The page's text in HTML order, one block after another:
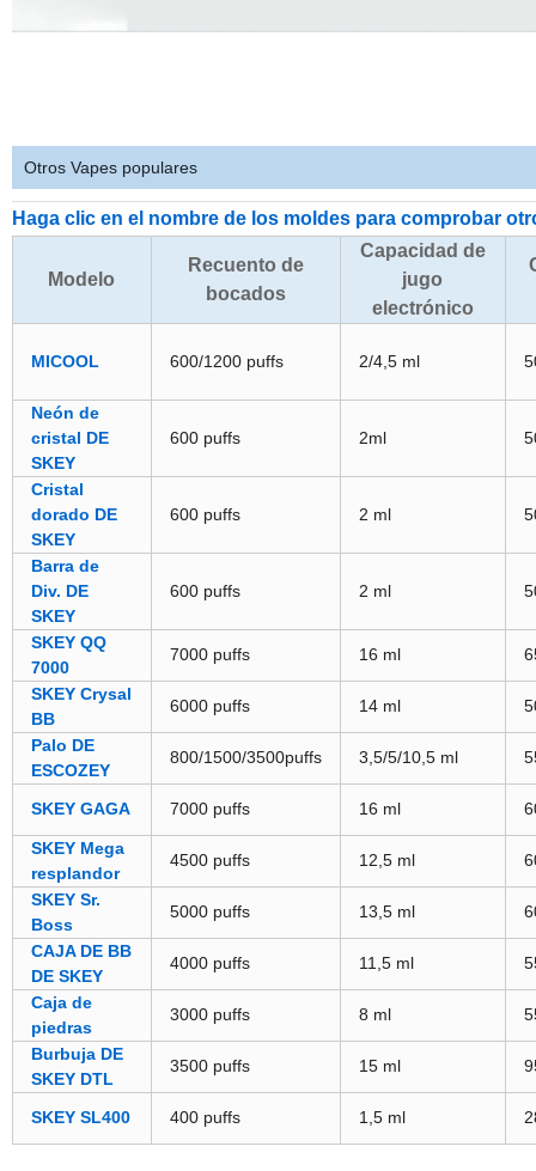
Otros Vapes populares
Haga clic en el nombre de los moldes para comprobar
Modelo
Recuento de
bocados
Capacidad de
jugo
electrónico
MICOOL 600/1200 puffs 2/4,5 ml
Neón de
cristal DE
SKEY
600 puffs 2ml
Cristal
dorado DE
SKEY
600 puffs 2 ml
Barra de
Div. DE
SKEY
600 puffs 2 ml
SKEY QQ
7000
7000 puffs 16 ml
SKEY Crysal
BB
6000 puffs 14 ml
Palo DE
ESCOZEY
800/1500/3500puffs 3,5/5/10,5 ml
SKEY GAGA 7000 puffs 16 ml
SKEY Mega
resplandor
4500 puffs 12,5 ml
SKEY Sr.
Boss
5000 puffs 13,5 ml
CAJA DE BB
DE SKEY
4000 puffs 11,5 ml
Caja de
piedras
3000 puffs 8 ml
Burbuja DE
SKEY DTL
3500 puffs 15 ml
SKEY SL400 400 puffs 1,5 ml